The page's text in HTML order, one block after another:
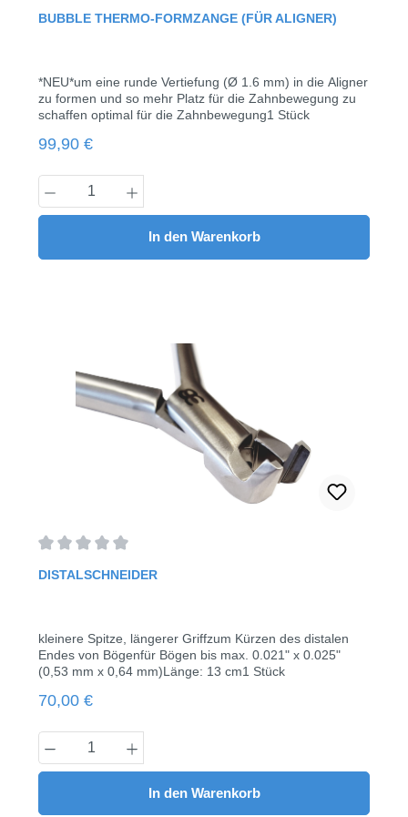
Durchschnittliche Bewertung von 0 von 5 Sternen
BUBBLE THERMO-FORMZANGE (FÜR ALIGNER)
*NEU*um eine runde Vertiefung (Ø 1.6 mm) in die Aligner
zu formen und so mehr Platz für die Zahnbewegung zu
schaffen optimal für die Zahnbewegung1 Stück
Regulärer Preis:
99,90 €
Produkt Anzahl: Gib den gewünschten
In den Warenkorb
DISTALSCHNEIDER
kleinere Spitze, längerer Griffzum Kürzen des distalen
Endes von Bögenfür Bögen bis max. 0.021" x 0.025"
(0,53 mm x 0,64 mm)Länge: 13 cm1 Stück
Regulärer Preis:
70,00 €
Produkt Anzahl: Gib den gewünschten
In den Warenkorb